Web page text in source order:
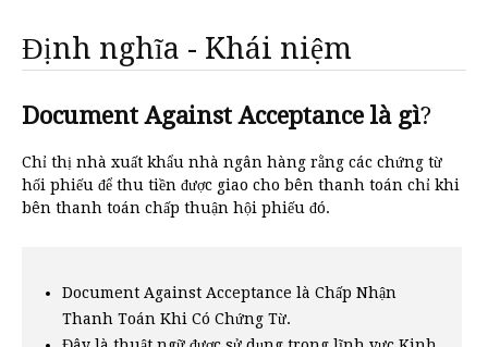
Định nghĩa - Khái niệm
Document Against Acceptance là gì?
Chỉ thị nhà xuất khẩu nhà ngân hàng rằng các chứng từ
hối phiếu để thu tiền được giao cho bên thanh toán chỉ khi
bên thanh toán chấp thuận hội phiếu đó.
Document Against Acceptance là Chấp Nhận
Thanh Toán Khi Có Chứng Từ.